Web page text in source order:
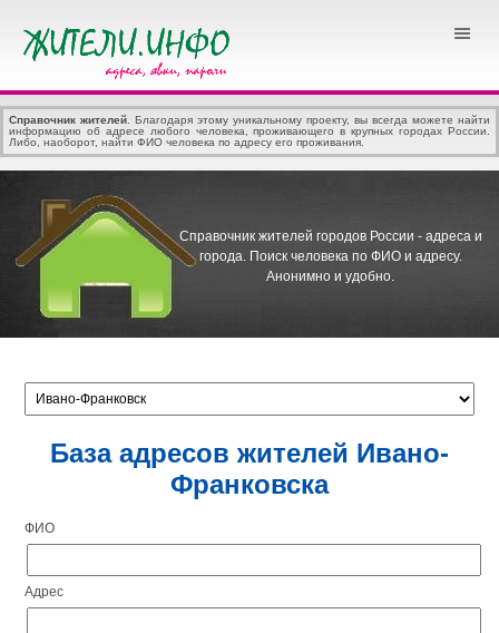
Справочник жителей . Благодаря этому уникальному проекту, вы всегда можете найти
информацию об адресе любого человека, проживающего в крупных городах России.
Либо, наоборот, найти ФИО человека по адресу его проживания.
Справочник жителей городов России - адреса и
города. Поиск человека по ФИО и адресу.
Анонимно и удобно.
База адресов жителей Ивано-
Франковска
ФИО
Адрес